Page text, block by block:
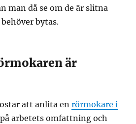
man då se om de är slitna
bytas.
är
att anlita enrörmokare i
arbetets omfattning och